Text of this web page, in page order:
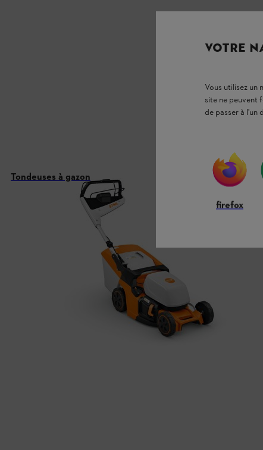
Tondeuses à gazon
VOTRE
Vous utilisez un
site ne peuvent
de passer à l'un
firefox